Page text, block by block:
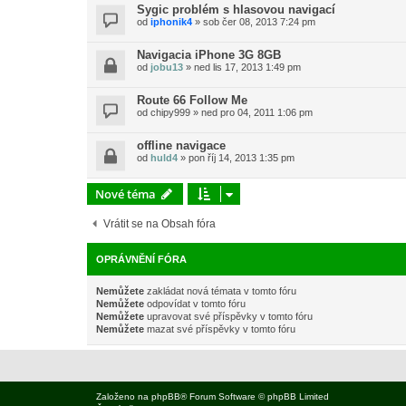
Sygic problém s hlasovou navigací
od iphonik4 » sob čer 08, 2013 7:24 pm
Navigacia iPhone 3G 8GB
od jobu13 » ned lis 17, 2013 1:49 pm
Route 66 Follow Me
od chipy999 » ned pro 04, 2011 1:06 pm
offline navigace
od huld4 » pon říj 14, 2013 1:35 pm
Nové téma
Vrátit se na Obsah fóra
OPRÁVNĚNÍ FÓRA
Nemůžete zakládat nová témata v tomto fóru
Nemůžete odpovídat v tomto fóru
Nemůžete upravovat své příspěvky v tomto fóru
Nemůžete mazat své příspěvky v tomto fóru
Založeno na phpBB® Forum Software © phpBB Limited